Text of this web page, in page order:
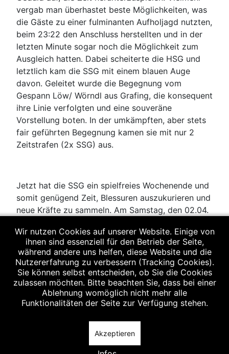
vergab man überhastet beste Möglichkeiten, was
die Gäste zu einer fulminanten Aufholjagd nutzten,
beim 23:22 den Anschluss herstellten und in der
letzten Minute sogar noch die Möglichkeit zum
Ausgleich hatten. Dabei scheiterte die HSG und
letztlich kam die SSG mit einem blauen Auge
davon. Geleitet wurde die Begegnung vom
Gespann Löw/ Wörndl aus Grafing, die konsequent
ihre Linie verfolgten und eine souveräne
Vorstellung boten. In der umkämpften, aber stets
fair geführten Begegnung kamen sie mit nur 2
Zeitstrafen (2x SSG) aus.
Jetzt hat die SSG ein spielfreies Wochenende und
somit genügend Zeit, Blessuren auszukurieren und
neue Kräfte zu sammeln. Am Samstag, den 02.04.
gegen den TV Eggenfelden, in dem die SSG
aufgrund der Tabellensituation zum Siegen
verdammt ist.
Es spielten:Hartberger, Liebmann, Detlaf, Klein
Aigner (1), Karasek (3/1), Sedlmeier (3),
Beyersdorfer (1), Baumann (1), Steininger (2)
Wir nutzen Cookies auf unserer Website. Einige von
ihnen sind essenziell für den Betrieb der Seite,
während andere uns helfen, diese Website und die
Nutzererfahrung zu verbessern (Tracking Cookies).
Sie können selbst entscheiden, ob Sie die Cookies
zulassen möchten. Bitte beachten Sie, dass bei einer
Ablehnung womöglich nicht mehr alle
Funktionalitäten der Seite zur Verfügung stehen.
Akzeptieren